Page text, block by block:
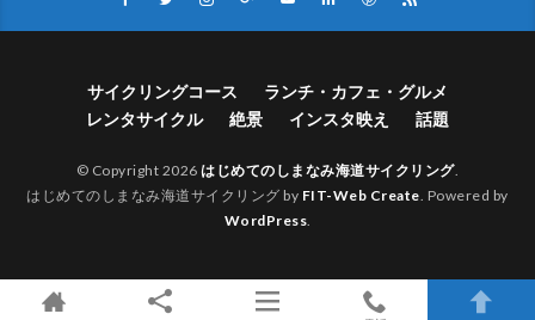
サイクリングコース
ランチ・カフェ・グルメ
レンタサイクル
絶景 インスタ映え 話題
© Copyright 2026はじめてのしまなみ海道サイクリング.
はじめてのしまなみ海道サイクリング by FIT-Web Create . Powered by
WordPress